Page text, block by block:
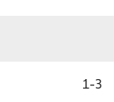
1-3